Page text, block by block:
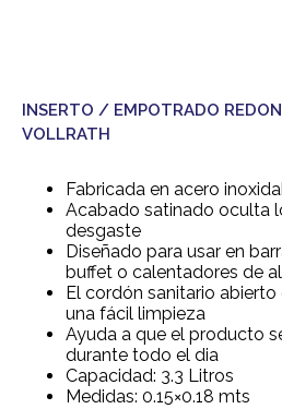
INSERTO / EMPOTRADO
VOLLRATH
Fabricada en acero
Acabado satinado oculta
desgaste
Diseñado para usar en
buffet o calentadores de
El cordón sanitario
una fácil limpieza
Ayuda a que el producto
durante todo el dia
Capacidad: 3.3 Litros
Medidas: 0.15×0.18 mts